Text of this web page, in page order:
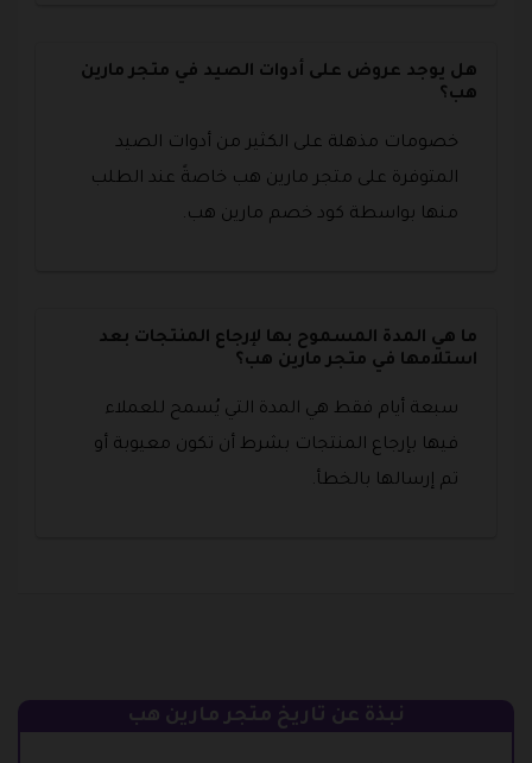
هل يوجد عروض على أدوات الصيد في متجر مارين
هب؟
خصومات مذهلة على الكثير من أدوات الصيد
المتوفرة على متجر مارين هب خاصةً عند الطلب
منها بواسطة كود خصم مارين هب.
ما هي المدة المسموح بها لإرجاع المنتجات بعد
استلامها في متجر مارين هب؟
سبعة أيام فقط هي المدة التي يُسمح للعملاء
فيها بإرجاع المنتجات بشرط أن تكون معيوبة أو
تم إرسالها بالخطأ.
نبذة عن تاريخ متجر مارين هب